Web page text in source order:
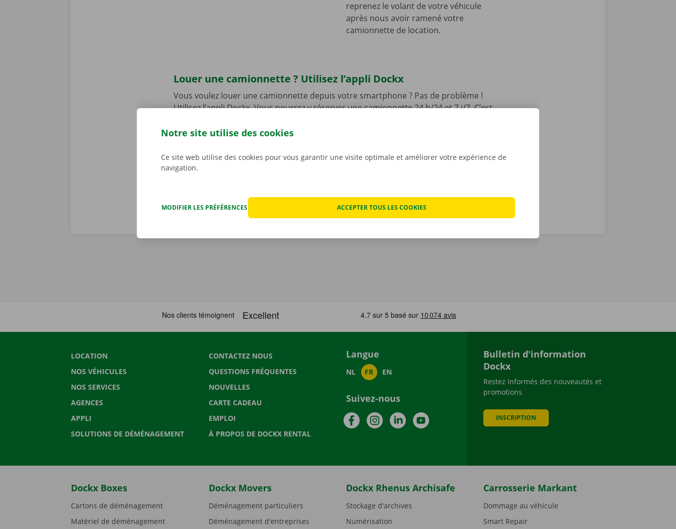
reprenez le volant de votre véhicule
après nous avoir ramené votre
camionnette de location.
Louer une camionnette ? Utilisez l’appli Dockx
Vous voulez louer une camionnette depuis votre smartphone ? Pas de problème !
Utilisez l’appli Dockx. Vous pourrez y réserver une camionnette 24 h/24 et 7 j/7. C’est
Service Shop, ainsi que le modèle qui convient le mieux à votre situation. Pour
Téléchargez notre appli gratuite pourAndroidouApple.
LOCATION
NOS VÉHICULES
NOS SERVICES
AGENCES
APPLI
SOLUTIONS DE DÉMÉNAGEMENT
CONTACTEZ NOUS
QUESTIONS FRÉQUENTES
NOUVELLES
CARTE CADEAU
EMPLOI
À PROPOS DE DOCKX RENTAL
Langue
NL FR EN
Suivez-nous
FacebookInstagramLinkedInYouTube
Bulletin d'information
Dockx
Restez informés des nouveautés et
promotions
INSCRIPTION
Dockx Boxes
Cartons de déménagement
Matériel de déménagement
Dockx Movers
Déménagement particuliers
Déménagement d'entreprises
Dockx Rhenus Archisafe
Stockage d'archives
Numérisation
Carrosserie Markant
Dommage au véhicule
Smart Repair
Notre site utilise des cookies
Ce site web utilise des cookies pour vous garantir une visite optimale et améliorer votre expérience de
navigation.
MODIFIER LES PRÉFÉRENCES ACCEPTER TOUS LES COOKIES